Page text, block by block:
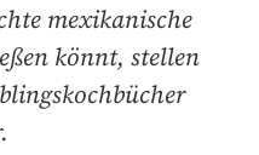
mexikanische
könnt, stellen